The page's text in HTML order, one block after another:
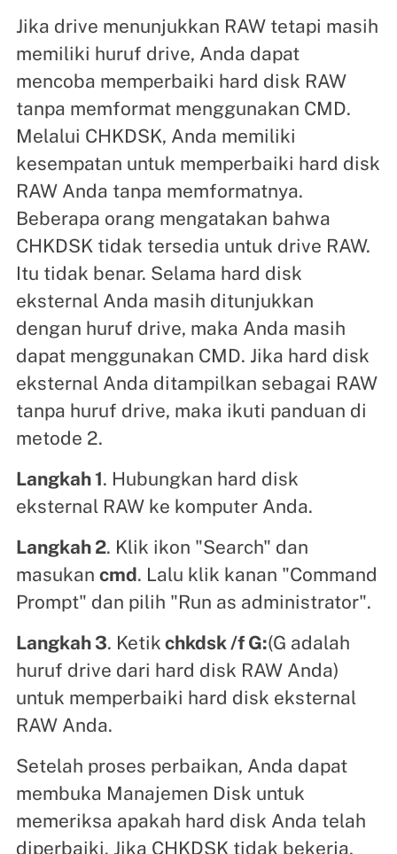
Jika drive menunjukkan RAW tetapi masih
memiliki huruf drive, Anda dapat
mencoba memperbaiki hard disk RAW
tanpa memformat menggunakan CMD.
Melalui CHKDSK, Anda memiliki
kesempatan untuk memperbaiki hard disk
RAW Anda tanpa memformatnya.
Beberapa orang mengatakan bahwa
CHKDSK tidak tersedia untuk drive RAW.
Itu tidak benar. Selama hard disk
eksternal Anda masih ditunjukkan
dengan huruf drive, maka Anda masih
dapat menggunakan CMD. Jika hard disk
eksternal Anda ditampilkan sebagai RAW
tanpa huruf drive, maka ikuti panduan di
metode 2.
Langkah 1. Hubungkan hard disk
eksternal RAW ke komputer Anda.
Langkah 2. Klik ikon "Search" dan
masukan cmd. Lalu klik kanan "Command
Prompt" dan pilih "Run as administrator".
Langkah 3. Ketik chkdsk /f G:(G adalah
huruf drive dari hard disk RAW Anda)
untuk memperbaiki hard disk eksternal
RAW Anda.
Setelah proses perbaikan, Anda dapat
membuka Manajemen Disk untuk
memeriksa apakah hard disk Anda telah
diperbaiki. Jika CHKDSK tidak bekerja,